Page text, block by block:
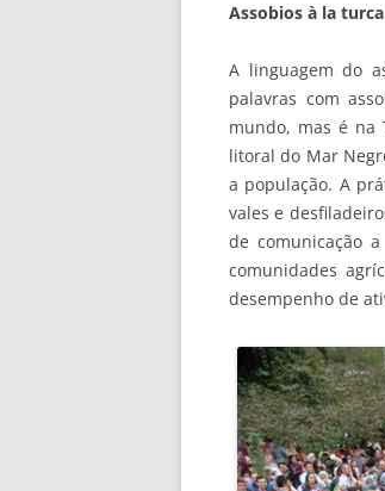
Assobios à la turca
A linguagem do
palavras com
mundo, mas é na
litoral do Mar
a população. A
vales e
de comunicação
comunidades
desempenho de